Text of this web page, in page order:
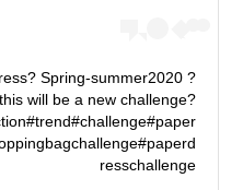
Spring-summer2020 ?
will be a new challenge?
resschallenge